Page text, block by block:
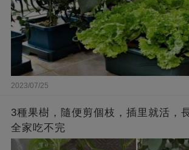
2023/07/25
3種果樹，隨便剪個枝，插里就活，
全家吃不完